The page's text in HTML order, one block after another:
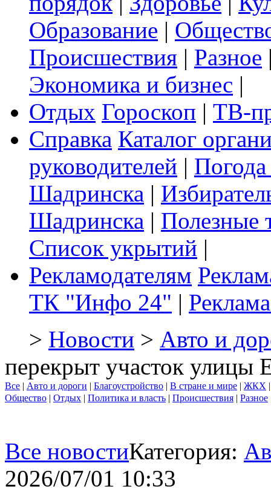
Образование |
Происшествия | Разное
Экономика и бизнес |
Отдых Гороскоп | ТВ-
Справка Каталог
руководителей |
Шадринска |
Шадринска | Полезные
Список укрытий |
Рекламодателям
ТК "Инфо 24" |
> Новости > Авто и
перекрыт участок улицы
Все | Авто и дороги | Благоустройство | В стране и мире | ЖКХ
Общество | Отдых | Политика и власть | Происшествия | Разное
Все новостиКатегория:
2026/07/01 10:33